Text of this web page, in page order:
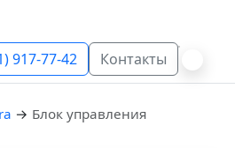
917-77-42 Контакты
→ Блок управления